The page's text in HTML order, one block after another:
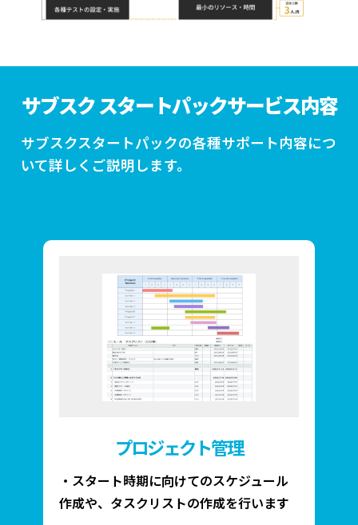
サブスク スタートパックサービス内容
サブスクスタートパックの各種サポート内容につ
いて詳しくご説明します。
プロジェクト管理
・スタート時期に向けてのスケジュール
作成や、タスクリストの作成を行います